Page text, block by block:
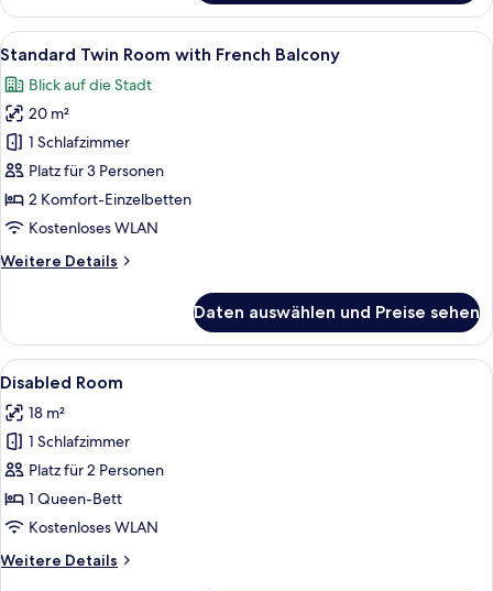
Suit
Room
(Sea
Old
City
View)
Alle
Fotos
für
Standard
Twin
Room
with
French
anzeigen
Ein Hotelzimmer mit zwei Betten,
3
Standard Twin Room with French Balcony
Blick auf die Stadt
20 m²
1 Schlafzimmer
Platz für 3 Personen
2 Komfort-Einzelbetten
Kostenloses WLAN
Weitere Details
Weitere
Twin
Room
with
Balcony
Daten auswählen und Preise sehen
Alle
Fotos
für
Disabled
Room
anzeigen
Ein Hotelzimmer mit Bett,
3
Disabled Room
18 m²
1 Schlafzimmer
Platz für 2 Personen
1 Queen-Bett
Kostenloses WLAN
Weitere Details
Weitere